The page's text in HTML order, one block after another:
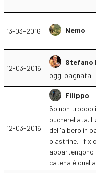
13-03-2016 Nemo
12-03-2016
Stefano
oggi bagnata!
12-03-2016
Filippo
6b non troppo
bucherellata.
dell'albero in
piastrine, i fix
appartengono
catena è